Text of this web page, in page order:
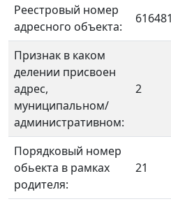
Реестровый номер
адресного объекта:
Признак в каком
делении присвоен
адрес,
муниципальном/
административном:
2
Порядковый номер
обьекта в рамках
родителя:
21